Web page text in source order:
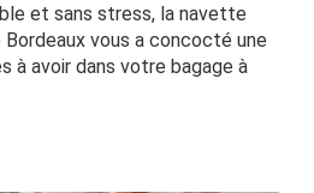
et sans stress, la navette
Bordeaux vous a concocté une
à avoir dans votre bagage à